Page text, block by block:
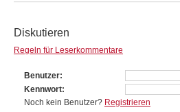
Diskutieren
Regeln für Leserkommentare
Benutzer
Kennwort
Noch kein Benutzer? Registrieren